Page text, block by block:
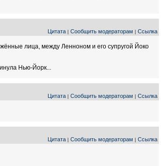
Цитата | Сообщить модераторам | Ссылка
лица, между Ленноном и его супругой Йоко
Нью-Йорк...
Цитата | Сообщить модераторам | Ссылка
Цитата | Сообщить модераторам | Ссылка